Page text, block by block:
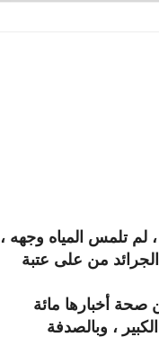
تلمس المياه وجهه ،
الجرائد من على عتبة
صحة أخبارها مائة
، وبالصدفة